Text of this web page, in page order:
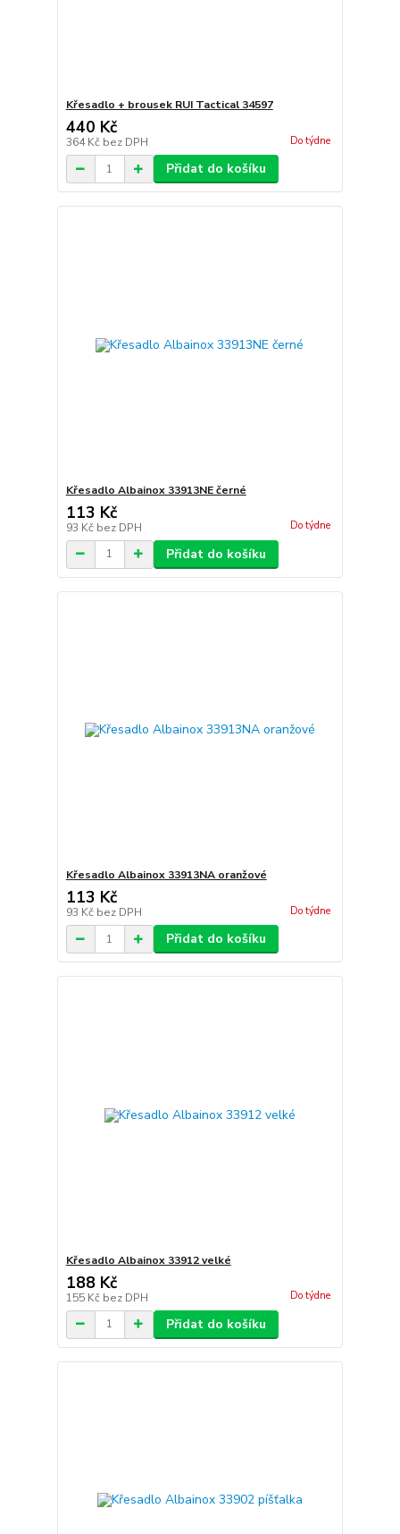
Křesadlo + brousek RUI Tactical 34597
440 Kč
364 Kč bez DPH Do týdne
Přidat do košíku
Křesadlo Albainox 33913NE černé
113 Kč
93 Kč bez DPH Do týdne
Přidat do košíku
Křesadlo Albainox 33913NA oranžové
113 Kč
93 Kč bez DPH Do týdne
Přidat do košíku
Křesadlo Albainox 33912 velké
188 Kč
155 Kč bez DPH Do týdne
Přidat do košíku